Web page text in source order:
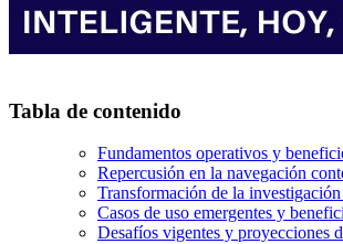
Tabla de contenido
Fundamentos operativos y
Repercusión en la navegación
Transformación de la
Casos de uso emergentes y
Desafíos vigentes y proyecciones